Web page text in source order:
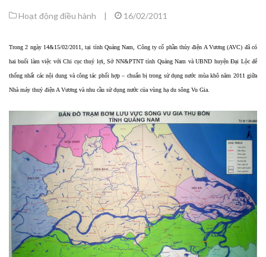
Hoạt động điều hành | 16/02/2011
Trong 2 ngày 14&15/02/2011, tại tỉnh Quảng Nam, Công ty cổ phần thủy điện A Vương (AVC) đã có
hai buổi làm việc với Chi cục thuỷ lợi, Sở NN&PTNT tỉnh Quảng Nam và UBND huyện Đại Lộc để
thống nhất các nội dung và công tác phối hợp – chuẩn bị trong sử dụng nước mùa khô năm 2011 giữa
Nhà máy thuỷ điện A Vương và nhu cầu sử dụng nước của vùng hạ du sông Vu Gia.